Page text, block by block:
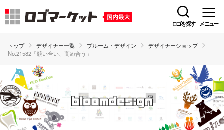
ロゴを探す メニュー
トップ デザイナー一覧 ブルーム・デザイン
デザイナーショップ
No.21582「競い合い、高め合う」